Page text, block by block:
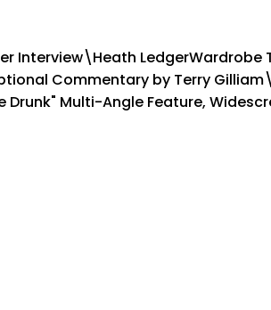
Interview\Heath LedgerWardrobe
Commentary by Terry
Multi-Angle Feature,